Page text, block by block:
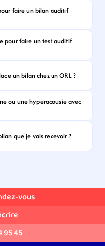
faire un bilan auditif
pour faire un test auditif
un bilan chez un ORL ?
ou une hyperacousie avec
que je vais recevoir ?
vous
95 45